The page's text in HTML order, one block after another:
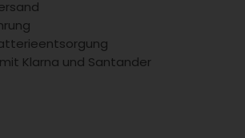
Klarna und Santander